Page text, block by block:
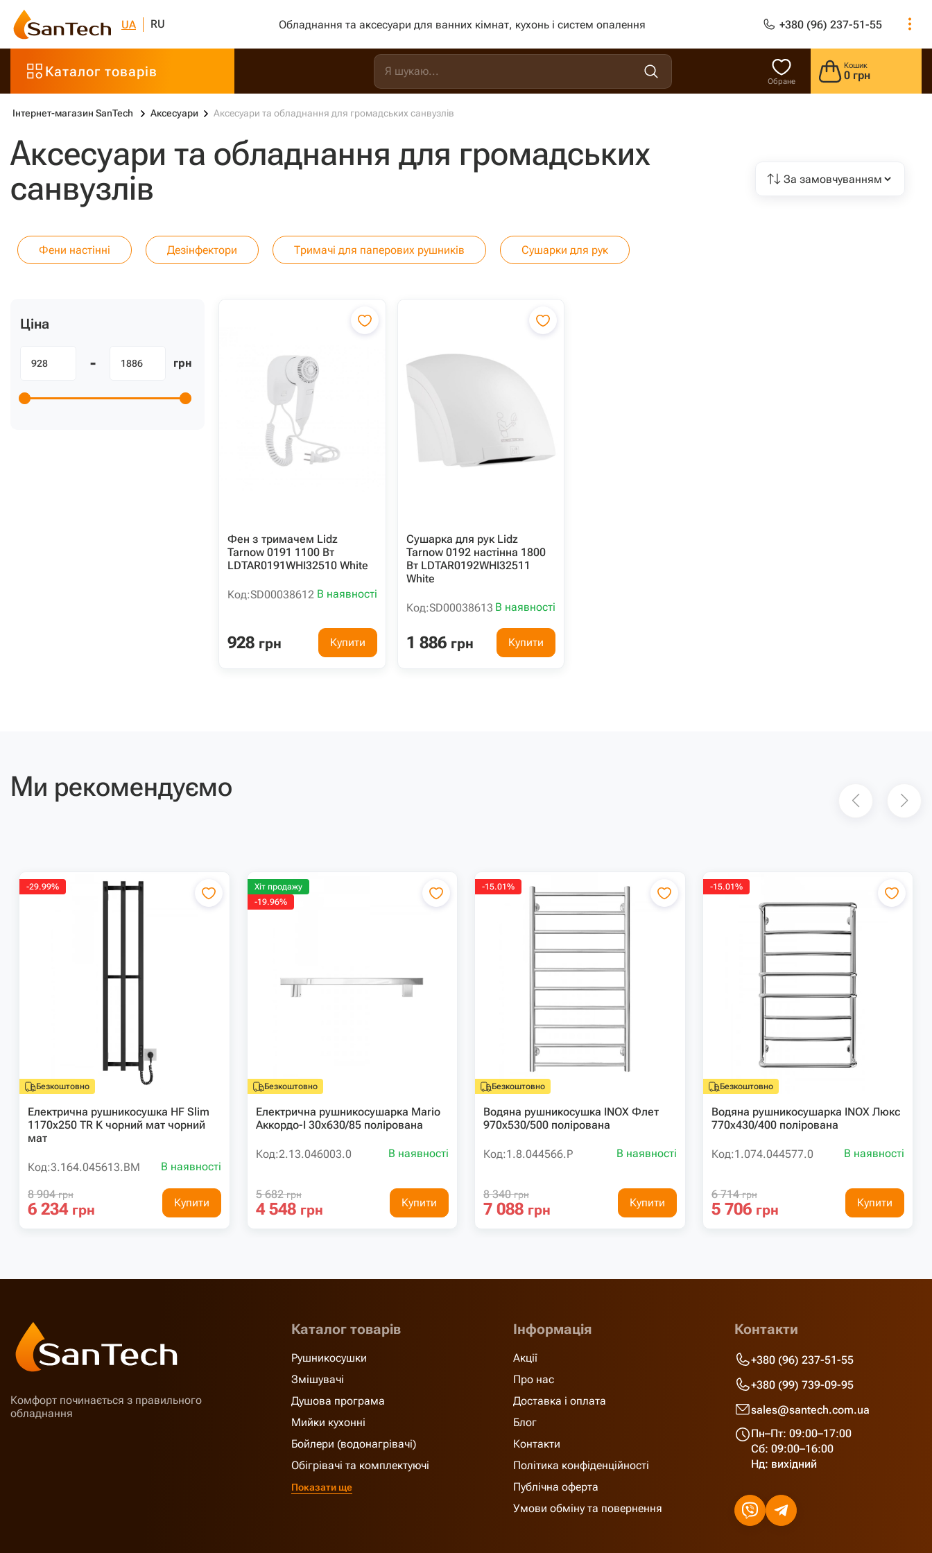
UA RU Обладнання та аксесуари для ванних кімнат, кухонь і систем опалення +380 (96) 237-51-55
Каталог товарів
Обране
Кошик
0 грн
Інтернет-магазин SanTech Аксесуари Аксесуари та обладнання для громадських санвузлів
Аксесуари та обладнання для громадських
санвузлів
Фени настінні Дезінфектори Тримачі для паперових рушників Сушарки для рук
Ціна
- грн
Фен з тримачем Lidz
Tarnow 0191 1100 Вт
LDTAR0191WHI32510 White
Код:SD00038612 В наявності
928 грн Купити
Сушарка для рук Lidz
Tarnow 0192 настінна 1800
Вт LDTAR0192WHI32511
White
Код:SD00038613 В наявності
1 886 грн Купити
Ми рекомендуємо
Безкоштовно
-29.99%
Електрична рушникосушка HF Slim
1170х250 TR K чорний мат чорний
мат
Код:3.164.045613.BM В наявності
8 904 грн
6 234 грн Купити
Безкоштовно
Хіт продажу
-19.96%
Електрична рушникосушарка Mario
Аккордо-I 30х630/85 полірована
Код:2.13.046003.0 В наявності
5 682 грн
4 548 грн Купити
Безкоштовно
-15.01%
Водяна рушникосушка INOX Флет
970х530/500 полірована
Код:1.8.044566.P В наявності
8 340 грн
7 088 грн Купити
Безкоштовно
-15.01%
Водяна рушникосушарка INOX Люкс
770х430/400 полірована
Код:1.074.044577.0 В наявності
6 714 грн
5 706 грн Купити
Комфорт починається з правильного
обладнання
Каталог товарів
Рушникосушки
Змішувачі
Душова програма
Мийки кухонні
Бойлери (водонагрівачі)
Обігрівачі та комплектуючі
Показати ще
Інформація
Акції
Про нас
Доставка і оплата
Блог
Контакти
Політика конфіденційності
Публічна оферта
Умови обміну та повернення
Контакти
+380 (96) 237-51-55
+380 (99) 739-09-95
sales@santech.com.ua
Пн–Пт: 09:00–17:00
Сб: 09:00–16:00
Нд: вихідний